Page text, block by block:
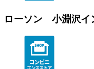
ローソン 小淵沢イ